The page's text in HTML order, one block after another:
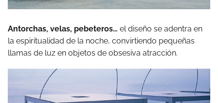
Antorchas, velas, pebeteros… el diseño se adentra en
la espiritualidad de la noche, convirtiendo pequeñas
llamas de luz en objetos de obsesiva atracción.